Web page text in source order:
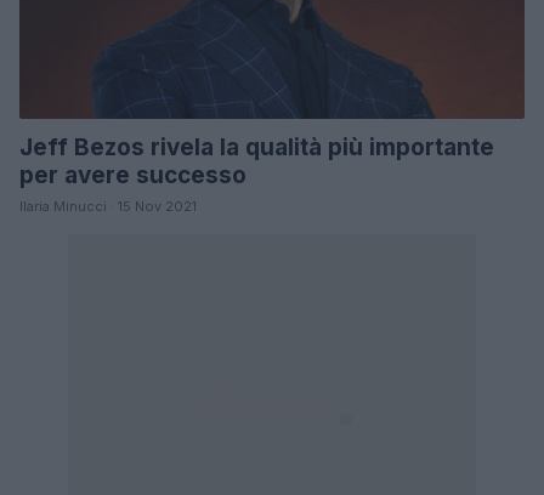
Jeff Bezos rivela la qualità più importante
per avere successo
Ilaria Minucci · 15 Nov 2021